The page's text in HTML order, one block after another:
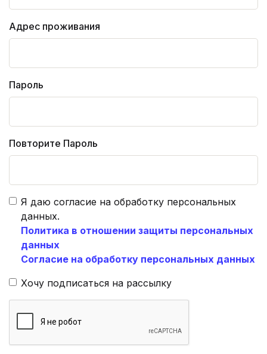
Адрес проживания
Пароль
Повторите Пароль
Я даю согласие на обработку персональных
данных.
Политика в отношении защиты персональных
данных
Согласие на обработку персональных данных
Хочу подписаться на рассылку